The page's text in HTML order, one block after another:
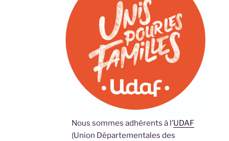
Nous sommes adhérents à l’UDAF
(Union Départementales des